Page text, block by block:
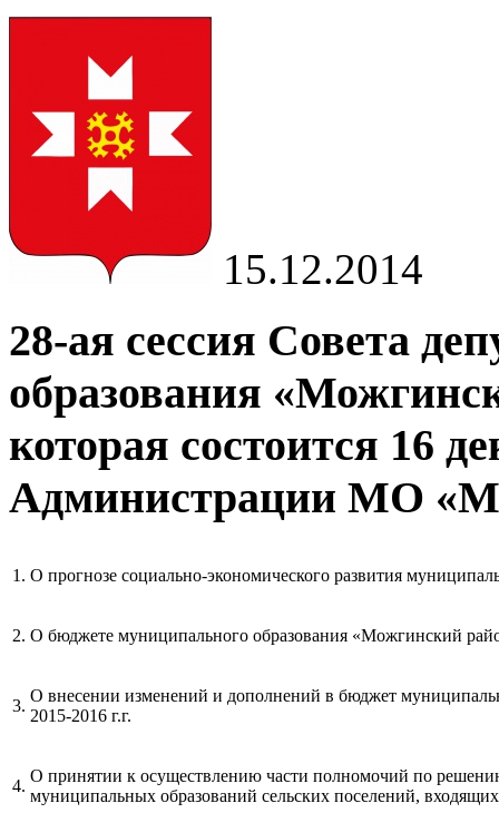
15.12.2014
28-ая сессия Совета
образования
которая состоится 16
Администрации МО
1. О прогнозе социально-экономического развития
2. О бюджете муниципального образования «Можгинский
3.
О внесении изменений и дополнений в бюджет
2015-2016 г.г.
4.
О принятии к осуществлению части полномочий по
муниципальных образований сельских поселений,